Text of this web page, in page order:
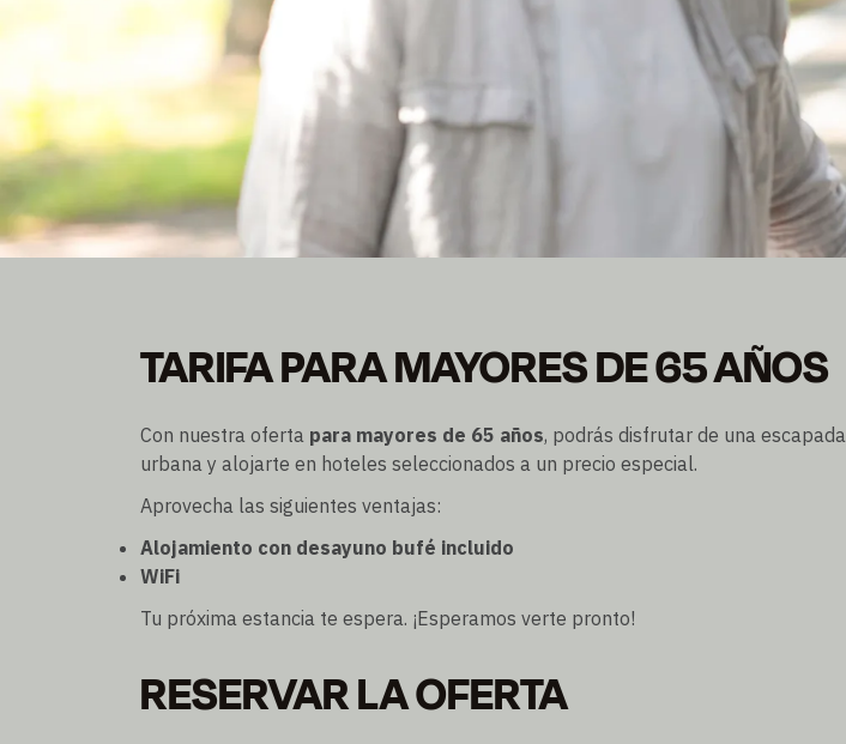
Precio especial para todas las personas mayores de 65 años
TARIFA PARA MAYORES DE 65 AÑOS
Con nuestra oferta para mayores de 65 años, podrás disfrutar de una escapada
urbana y alojarte en hoteles seleccionados a un precio especial.
Aprovecha las siguientes ventajas:
Alojamiento con desayuno bufé incluido
WiFi
Tu próxima estancia te espera. ¡Esperamos verte pronto!
RESERVAR LA OFERTA